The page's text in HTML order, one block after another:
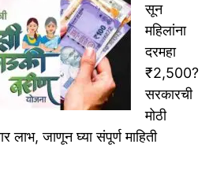
सून
महिलांना
दरमहा
₹2,500?
सरकारची
मोठी
लाभ, जाणून घ्या संपूर्ण माहिती